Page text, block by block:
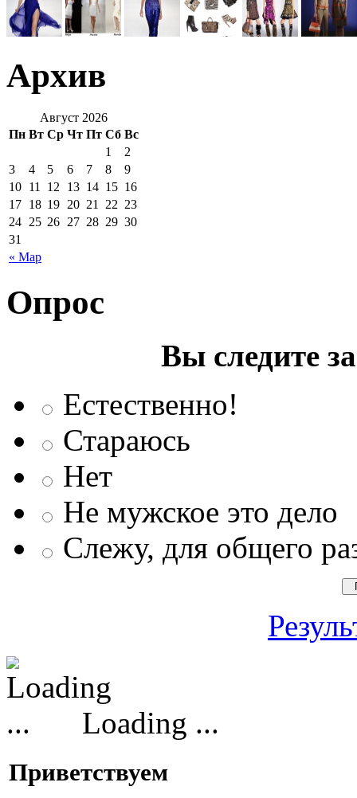
Архив
Август 2026
Пн Вт Ср Чт Пт Сб Вс
« Мар
1
2
3
4 5 6 7 8
9
10 11 12 13 14 15 16
17 18 19 20 21 22 23
24 25 26 27 28 29 30
31
Опрос
Вы следите
Естественно!
Стараюсь
Нет
Не мужское это дело
Слежу, для общего
Loading ...
Приветствуем